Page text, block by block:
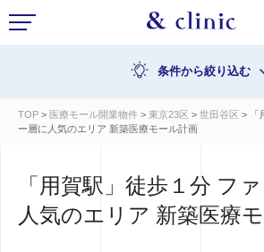
条件から絞り込む
TOP > 医療モール開業物件 > 東京23区 > 世田谷区 > 「
ー層に人気のエリア 新築医療モール計画
「用賀駅」徒歩１分 フ
人気のエリア 新築医療